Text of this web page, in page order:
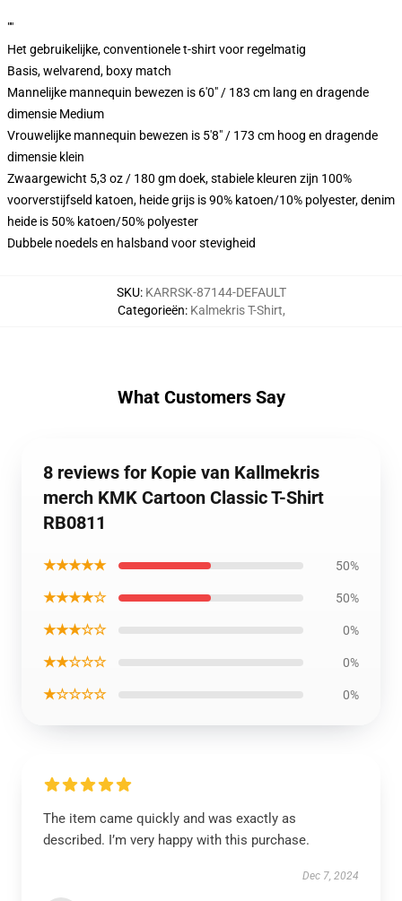
""
Het gebruikelijke, conventionele t-shirt voor regelmatig
Basis, welvarend, boxy match
Mannelijke mannequin bewezen is 6'0" / 183 cm lang en dragende
dimensie Medium
Vrouwelijke mannequin bewezen is 5'8" / 173 cm hoog en dragende
dimensie klein
Zwaargewicht 5,3 oz / 180 gm doek, stabiele kleuren zijn 100%
voorverstijfseld katoen, heide grijs is 90% katoen/10% polyester, denim
heide is 50% katoen/50% polyester
Dubbele noedels en halsband voor stevigheid
SKU: KARRSK-87144-DEFAULT
Categorieën: Kalmekris T-Shirt,
What Customers Say
8 reviews for Kopie van Kallmekris
merch KMK Cartoon Classic T-Shirt
RB0811
★★★★★ 50%
★★★★☆ 50%
★★★☆☆ 0%
★★☆☆☆ 0%
★☆☆☆☆ 0%
The item came quickly and was exactly as
described. I’m very happy with this purchase.
Dec 7, 2024